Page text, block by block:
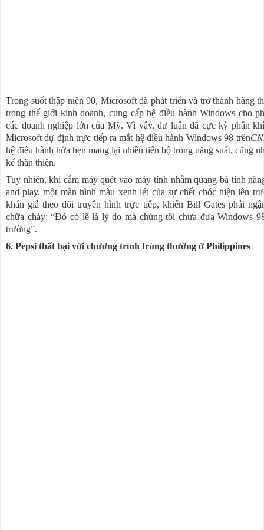
Trong suốt thập niên 90, Microsoft đã phát triển và trở thành hãng
trong thế giới kinh doanh, cung cấp hệ điều hành Windows cho
các doanh nghiệp lớn của Mỹ. Vì vậy, dư luận đã cực kỳ phấn
Microsoft dự định trực tiếp ra mắt hệ điều hành Windows 98 trên
hệ điều hành hứa hẹn mang lại nhiều tiến bộ trong năng suất, cũng
kế thân thiện.
Tuy nhiên, khi cắm máy quét vào máy tính nhằm quảng bá tính
and-play, một màn hình màu xenh lét của sự chết chóc hiện lên
khán giả theo dõi truyền hình trực tiếp, khiến Bill Gates phải
chữa cháy: “Đó có lẽ là lý do mà chúng tôi chưa đưa Windows
trường”.
6. Pepsi thất bại với chương trình trúng thưởng ở Philippines